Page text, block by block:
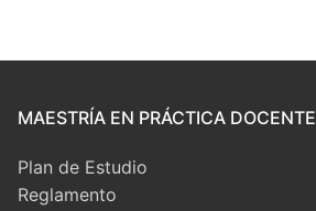
MAESTRÍA EN PRÁCTICA DOCENTE
Plan de Estudio
Reglamento